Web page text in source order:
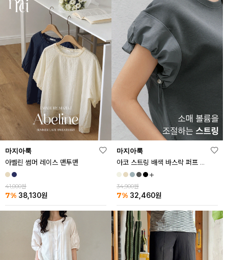
마지아룩
아벨린 썸머 레이스 맨투맨
41,000원
7% 38,130원
마지아룩
아코 스트링 배색 바스락 퍼프 반팔티
34,900원
7% 32,460원